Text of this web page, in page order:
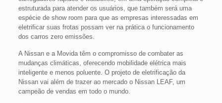
estruturada para atender os usuários, que também será uma
espécie de show room para que as empresas interessadas em
eletrificar suas frotas possam ver na prática o funcionamento
dos carros zero emissões.
A Nissan e a Movida têm o compromisso de combater as
mudanças climáticas, oferecendo mobilidade elétrica mais
inteligente e menos poluente. O projeto de eletrificação da
Nissan vai além de trazer ao mercado o Nissan LEAF, um
campeão de vendas em todo o mundo.